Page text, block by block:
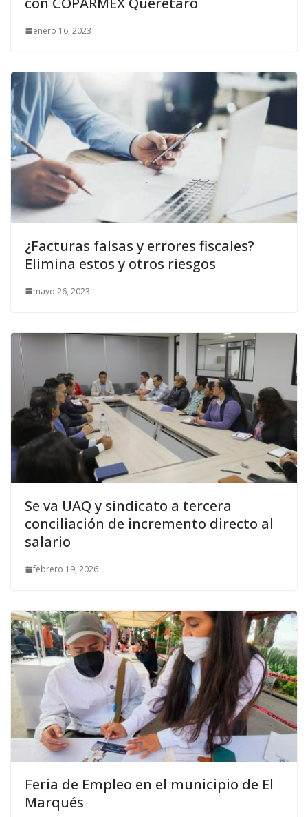
enero 16, 2023
¿Facturas falsas y errores fiscales?
Elimina estos y otros riesgos
mayo 26, 2023
Se va UAQ y sindicato a tercera
conciliación de incremento directo al
salario
febrero 19, 2026
Feria de Empleo en el municipio de El
Marqués